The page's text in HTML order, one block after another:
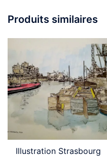
Produits similaires
Illustration Strasbourg